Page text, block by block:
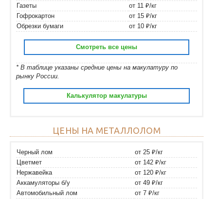
Газеты
от 11 ₽/кг
Гофрокартон
от 15 ₽/кг
Обрезки бумаги
от 10 ₽/кг
Смотреть все цены
* В таблице указаны средние цены на макулатуру по
рынку России.
Калькулятор макулатуры
ЦЕНЫ НА МЕТАЛЛОЛОМ
Черный лом
от 25 ₽/кг
Цветмет
от 142 ₽/кг
Нержавейка
от 120 ₽/кг
Аккамуляторы б/у
от 49 ₽/кг
Автомобильный лом
от 7 ₽/кг